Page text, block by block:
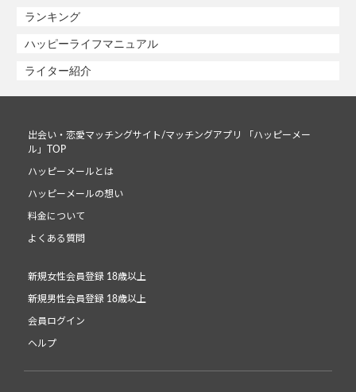
ランキング
ハッピーライフマニュアル
ライター紹介
出会い・恋愛マッチングサイト/マッチングアプリ 「ハッピーメー
ル」TOP
ハッピーメールとは
ハッピーメールの想い
料金について
よくある質問
新規女性会員登録 18歳以上
新規男性会員登録 18歳以上
会員ログイン
ヘルプ